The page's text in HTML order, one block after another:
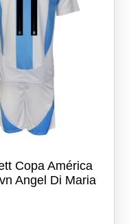
Copa América
Angel Di Maria